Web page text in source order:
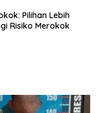
Pilihan Lebih
Risiko Merokok